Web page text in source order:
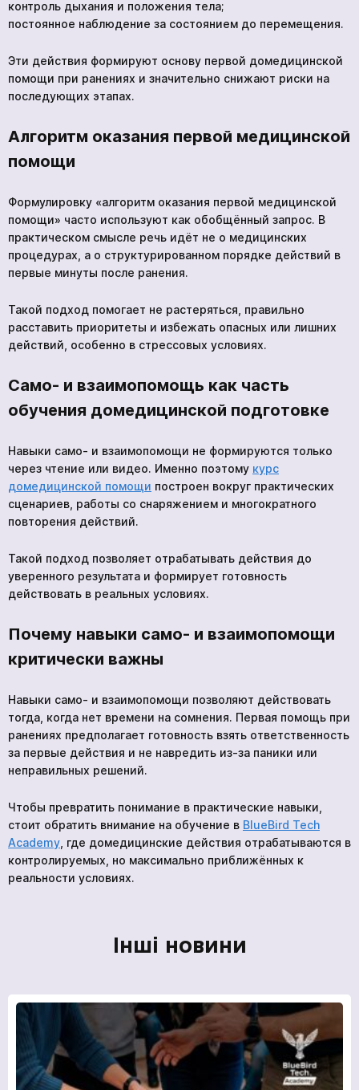
контроль дыхания и положения тела;
постоянное наблюдение за состоянием до перемещения.
Эти действия формируют основу первой домедицинской
помощи при ранениях и значительно снижают риски на
последующих этапах.
Алгоритм оказания первой медицинской
помощи
Формулировку «алгоритм оказания первой медицинской
помощи» часто используют как обобщённый запрос. В
практическом смысле речь идёт не о медицинских
процедурах, а о структурированном порядке действий в
первые минуты после ранения.
Такой подход помогает не растеряться, правильно
расставить приоритеты и избежать опасных или лишних
действий, особенно в стрессовых условиях.
Само- и взаимопомощь как часть
обучения домедицинской подготовке
Навыки само- и взаимопомощи не формируются только
через чтение или видео. Именно поэтому курс
домедицинской помощи построен вокруг практических
сценариев, работы со снаряжением и многократного
повторения действий.
Такой подход позволяет отрабатывать действия до
уверенного результата и формирует готовность
действовать в реальных условиях.
Почему навыки само- и взаимопомощи
критически важны
Навыки само- и взаимопомощи позволяют действовать
тогда, когда нет времени на сомнения. Первая помощь при
ранениях предполагает готовность взять ответственность
за первые действия и не навредить из-за паники или
неправильных решений.
Чтобы превратить понимание в практические навыки,
стоит обратить внимание на обучение в BlueBird Tech
Academy , где домедицинские действия отрабатываются в
контролируемых, но максимально приближённых к
реальности условиях.
Інші новини
нескольких часов
Чтобы не ждать, вы можете связаться с нами, нажав
+380 96 909 5032
*
Курс «Stop the Bleed»
Отправить
Мы в социальных сетях
Ваша заявка принята
Ожидайте звонка. С вами свяжутся наши
Продолжить просмотр